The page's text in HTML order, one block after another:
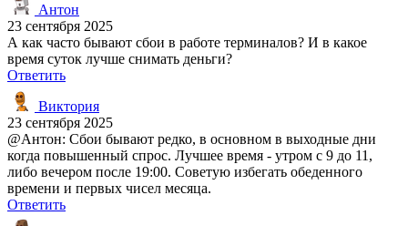
Антон
23 сентября 2025
А как часто бывают сбои в работе терминалов? И в какое
время суток лучше снимать деньги?
Ответить
Виктория
23 сентября 2025
@Антон: Сбои бывают редко, в основном в выходные дни
когда повышенный спрос. Лучшее время - утром с 9 до 11,
либо вечером после 19:00. Советую избегать обеденного
времени и первых чисел месяца.
Ответить